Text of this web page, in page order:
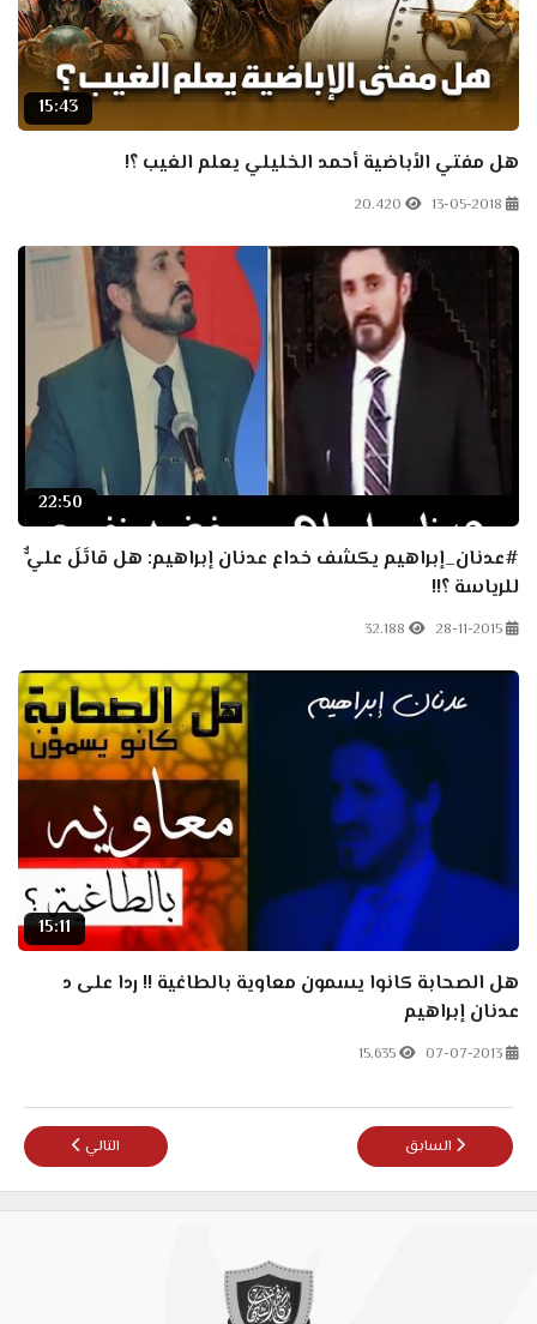
15:43
هل مفتي الأباضية أحمد الخليلي يعلم الغيب ؟!
13-05-2018
20.420
22:50
#عدنان_إبراهيم يكشف خداع عدنان إبراهيم: هل قاتَلَ عليٌّ
للرياسة ؟!!
28-11-2015
32.188
15:11
هل الصحابة كانوا يسمون معاوية بالطاغية !! ردا على د
عدنان إبراهيم
07-07-2013
15.635
المقال السابق: هل أحرق عمر بن الخطاب الأحاديث النبوية؟!
السابق المقال التالي:
التالي